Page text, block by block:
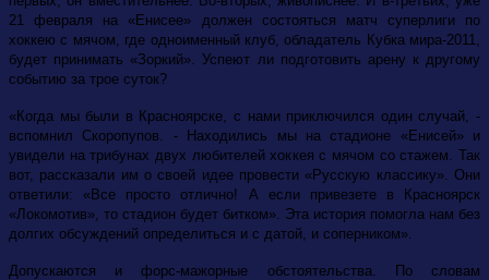
21 февраля на «Енисее» должен состояться матч суперлиги по
хоккею с мячом, где одноименный клуб, обладатель Кубка мира-2011,
будет принимать «Зоркий». Успеют ли подготовить арену к другому
событию за трое суток?
«Когда мы были в Красноярске, с нами приключился один случай, -
вспомнил Скоропупов. - Находились мы на стадионе «Енисей» и
увидели на трибунах двух любителей хоккея с мячом со стажем. Так
вот, рассказали им о своей идее провести «Русскую классику». Они
ответили: «Все просто отлично! А если привезете в Красноярск
«Локомотив», то стадион будет битком». Эта история помогла нам без
долгих обсуждений определиться и с датой, и соперником».
Допускаются и форс-мажорные обстоятельства. По словам